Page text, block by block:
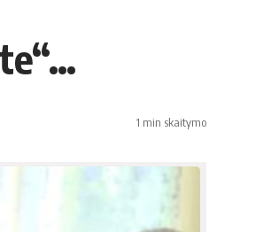
1 min skaitymo